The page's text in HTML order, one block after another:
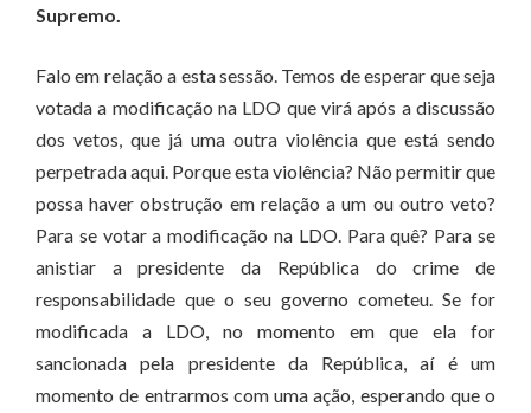
Supremo.
Falo em relação a esta sessão. Temos de esperar que seja
votada a modificação na LDO que virá após a discussão
dos vetos, que já uma outra violência que está sendo
perpetrada aqui. Porque esta violência? Não permitir que
possa haver obstrução em relação a um ou outro veto?
Para se votar a modificação na LDO. Para quê? Para se
anistiar a presidente da República do crime de
responsabilidade que o seu governo cometeu. Se for
modificada a LDO, no momento em que ela for
sancionada pela presidente da República, aí é um
momento de entrarmos com uma ação, esperando que o